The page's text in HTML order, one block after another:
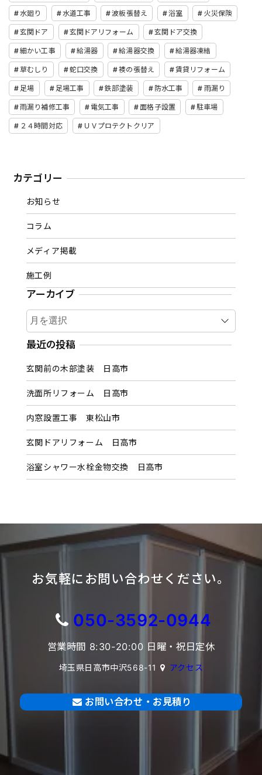
水廻り 水道工事 波板張替え 浴室 火災保険
玄関ドア 玄関ドアリフォーム 玄関ドア交換
細かい工事 給湯器 給湯器交換 給湯器凍結
草むしり 蛇口交換 襖の張替え 賃貸リフォーム
足場 足場工事 鉄部塗装 防水工事 雨漏り
雨漏り補修工事 電気工事 面格子設置 駐車場
２４時間対応 ＵＶプロテクトクリア
カテゴリー
お知らせ
コラム
メディア掲載
施工例
アーカイブ
ア
ー
カ
ブ
最近の投稿
玄関前の木部塗装 日高市
洗面所リフォーム 日高市
内窓設置工事 東松山市
玄関ドアリフォーム 日高市
浴室シャワー水栓金物交換 日高市
お気軽にお問い合わせください。
050-3592-0944
営業時間 8:30-20:00 日曜・祝日定休
埼玉県日高市中沢568-11 アクセス
お問い合わせ・お見積り